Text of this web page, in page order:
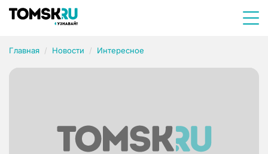
Главная Новости Интересное